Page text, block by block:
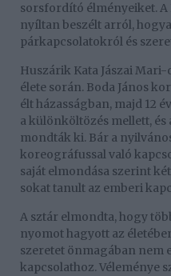
sorsfordító élményeiket.
nyíltan beszélt arról,
párkapcsolatokról és
Huszárik Kata Jászai
élete során. Boda János
élt házasságban, majd 12
a különköltözés mellett, és
mondták ki. Bár a
koreográfussal való
saját elmondása szerint
sokat tanult az emberi
A sztár elmondta, hogy
nyomot hagyott az
szeretet önmagában nem
kapcsolathoz. Véleménye